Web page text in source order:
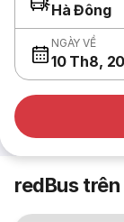
Hà Đông
NGÀY VỀ
10 Th8,
redBus